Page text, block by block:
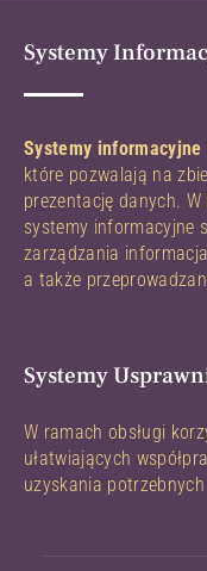
Systemy
Systemy informacyjne
które pozwalają na
prezentację danych.
systemy informacyjne
zarządzania
a także
Systemy
W ramach obsługi
ułatwiających
uzyskania